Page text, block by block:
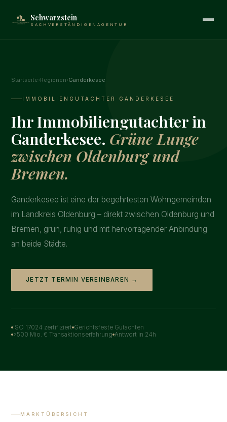
Schwarzstein
SACHVERSTÄNDIGENAGENTUR
Startseite›Regionen›Ganderkesee
IMMOBILIENGUTACHTER GANDERKESEE
Ihr Immobiliengutachter in
Ganderkesee. Grüne Lunge
zwischen Oldenburg und
Bremen.
Ganderkesee ist eine der begehrtesten Wohngemeinden
im Landkreis Oldenburg – direkt zwischen Oldenburg und
Bremen, grün, ruhig und mit hervorragender Anbindung
an beide Städte.
JETZT TERMIN VEREINBAREN →
ISO 17024 zertifiziert Gerichtsfeste Gutachten
>500 Mio. € Transaktionserfahrung Antwort in 24h
MARKTÜBERSICHT